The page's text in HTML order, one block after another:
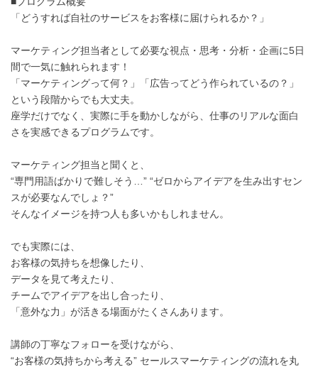
「どうすれば自社のサービスをお客様に届けられるか？」
マーケティング担当者として必要な視点・思考・分析・企画に5日
間で一気に触れられます！
「マーケティングって何？」「広告ってどう作られているの？」
という段階からでも大丈夫。
座学だけでなく、実際に手を動かしながら、仕事のリアルな面白
さを実感できるプログラムです。
マーケティング担当と聞くと、
“専門用語ばかりで難しそう…” “ゼロからアイデアを生み出すセン
スが必要なんでしょ？”
そんなイメージを持つ人も多いかもしれません。
でも実際には、
お客様の気持ちを想像したり、
データを見て考えたり、
チームでアイデアを出し合ったり、
「意外な力」が活きる場面がたくさんあります。
講師の丁寧なフォローを受けながら、
“お客様の気持ちから考える” セールスマーケティングの流れを丸